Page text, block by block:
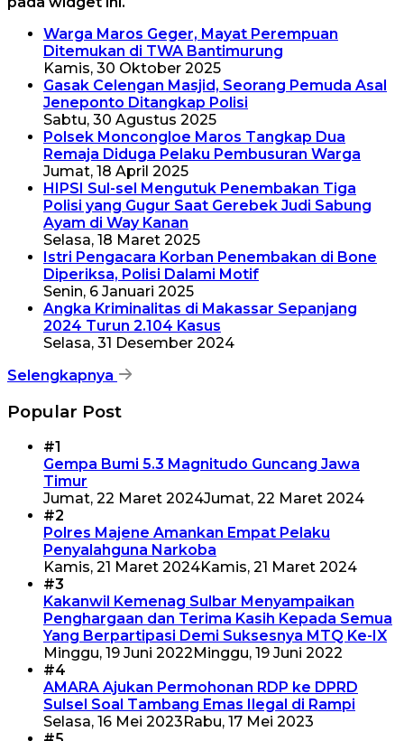
Warga Maros Geger, Mayat Perempuan
Ditemukan di TWA Bantimurung
Kamis, 30 Oktober 2025
Gasak Celengan Masjid, Seorang Pemuda Asal
Jeneponto Ditangkap Polisi
Sabtu, 30 Agustus 2025
Polsek Moncongloe Maros Tangkap Dua
Remaja Diduga Pelaku Pembusuran Warga
Jumat, 18 April 2025
HIPSI Sul-sel Mengutuk Penembakan Tiga
Polisi yang Gugur Saat Gerebek Judi Sabung
Ayam di Way Kanan
Selasa, 18 Maret 2025
Istri Pengacara Korban Penembakan di Bone
Diperiksa, Polisi Dalami Motif
Senin, 6 Januari 2025
Angka Kriminalitas di Makassar Sepanjang
2024 Turun 2.104 Kasus
Selasa, 31 Desember 2024
Selengkapnya
Popular Post
#1
Gempa Bumi 5.3 Magnitudo Guncang Jawa
Timur
Jumat, 22 Maret 2024Jumat, 22 Maret 2024
#2
Polres Majene Amankan Empat Pelaku
Penyalahguna Narkoba
Kamis, 21 Maret 2024Kamis, 21 Maret 2024
#3
Kakanwil Kemenag Sulbar Menyampaikan
Penghargaan dan Terima Kasih Kepada Semua
Yang Berpartipasi Demi Suksesnya MTQ Ke-IX
Minggu, 19 Juni 2022 Minggu, 19 Juni 2022
#4
AMARA Ajukan Permohonan RDP ke DPRD
Sulsel Soal Tambang Emas Ilegal di Rampi
Selasa, 16 Mei 2023 Rabu, 17 Mei 2023